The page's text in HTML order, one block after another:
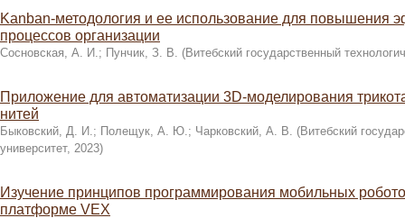
Kanban-методология и ее использование для повышения
процессов организации
Сосновская, А. И.; Пунчик, З. В. (Витебский государственный
Приложение для автоматизации 3D-моделирования
нитей
Быковский, Д. И.; Полещук, А. Ю.; Чарковский, А. В. (Витебский
университет, 2023)
Изучение принципов программирования мобильных
платформе VEX